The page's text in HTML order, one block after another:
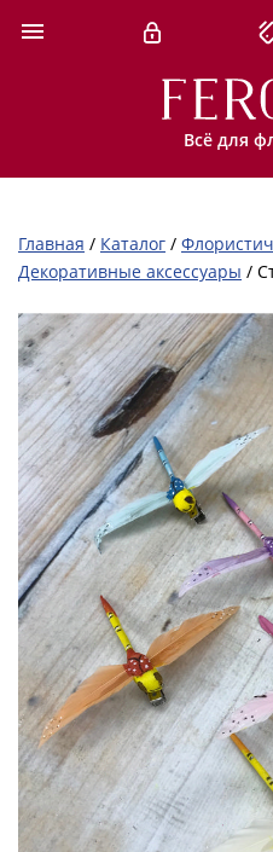
Всё для
Главная / Каталог /
Декоративные аксессуары /